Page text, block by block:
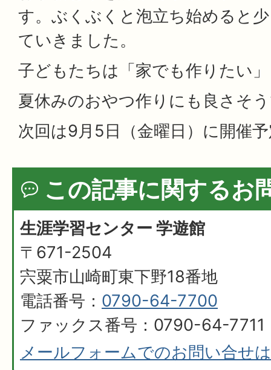
す。ぶくぶくと泡立ち始めると
ていきました。
子どもたちは「家でも作りたい
夏休みのおやつ作りにも良さそ
次回は9月5日（金曜日）に開催
この記事に関するお
生涯学習センター 学遊館
〒671-2504
宍粟市山崎町東下野18番地
電話番号： 0790-64-7700
ファックス番号：0790-64-7711
メールフォームでのお問い合せ